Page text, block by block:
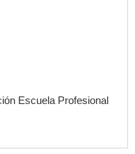
Escuela Profesional